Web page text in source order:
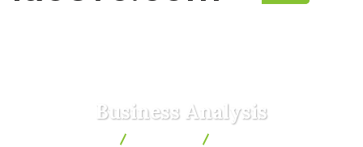
Business Analysis